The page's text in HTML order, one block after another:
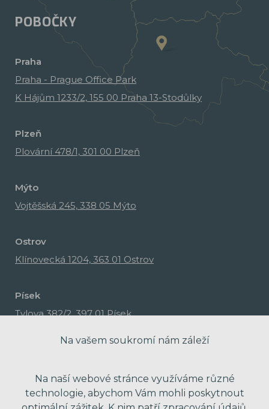
POBOČKY
Praha
Praha - Prague Office Park
K Hájům 1233/2, 155 00 Praha 13-Stodůlky
Plzeň
Plovární 478/1, 301 00 Plzeň
Mýto
Vojtěšská 245, 338 05 Mýto
Ostrov
Klínovecká 1204, 363 01 Ostrov
Písek
Tylova 382/2, 397 01 Písek
Na vašem soukromí nám záleží
Na naší webové stránce využíváme různé
technologie, abychom Vám mohli poskytnout